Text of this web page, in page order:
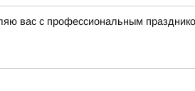
вас с профессиональным